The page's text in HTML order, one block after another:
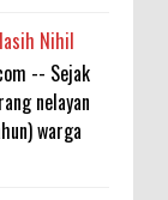
Nihil
-- Sejak
nelayan
warga